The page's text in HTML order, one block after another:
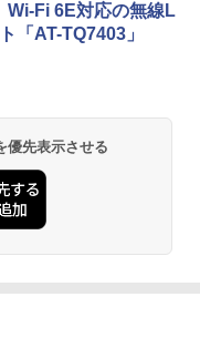
Wi-Fi 6E対応の無線L
「AT-TQ7403」
優先表示させる